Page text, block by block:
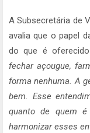
A Subsecretária de
avalia que o papel
do que é
fechar açougue,
forma nenhuma. A
bem. Esse
quanto de quem
harmonizar esses